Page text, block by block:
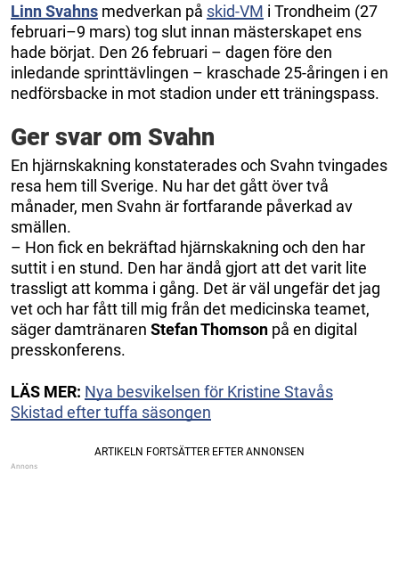
Linn Svahns medverkan på skid-VM i Trondheim (27
februari–9 mars) tog slut innan mästerskapet ens
hade börjat. Den 26 februari – dagen före den
inledande sprinttävlingen – kraschade 25-åringen i en
nedförsbacke in mot stadion under ett träningspass.
Ger svar om Svahn
En hjärnskakning konstaterades och Svahn tvingades
resa hem till Sverige. Nu har det gått över två
månader, men Svahn är fortfarande påverkad av
smällen.
– Hon fick en bekräftad hjärnskakning och den har
suttit i en stund. Den har ändå gjort att det varit lite
trassligt att komma i gång. Det är väl ungefär det jag
vet och har fått till mig från det medicinska teamet,
säger damtränaren Stefan Thomson på en digital
presskonferens.
LÄS MER: Nya besvikelsen för Kristine Stavås
Skistad efter tuffa säsongen